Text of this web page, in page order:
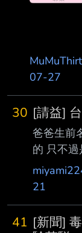
07-27
30 [請益]
爸爸生前
的 只不
未來會留
過去爺爺
們家爭執
21
41 [新聞]